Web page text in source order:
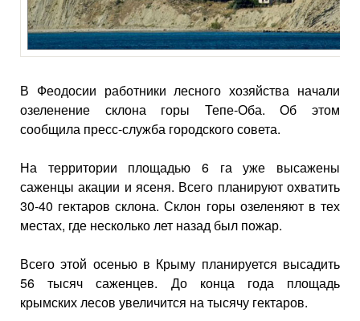
В Феодосии работники лесного хозяйства начали
озеленение склона горы Тепе-Оба. Об этом
сообщила пресс-служба городского совета.
На территории площадью 6 га уже высажены
саженцы акации и ясеня. Всего планируют охватить
30-40 гектаров склона. Склон горы озеленяют в тех
местах, где несколько лет назад был пожар.
Всего этой осенью в Крыму планируется высадить
56 тысяч саженцев. До конца года площадь
крымских лесов увеличится на тысячу гектаров.